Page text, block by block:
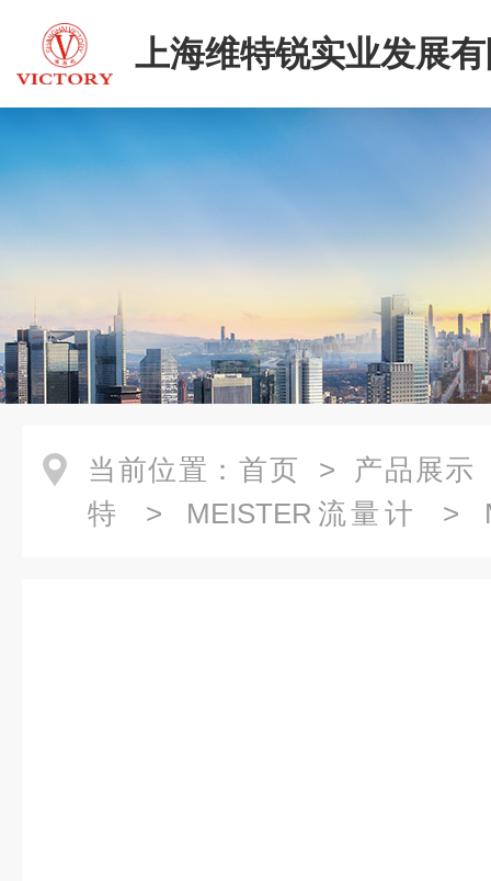
上海维特锐实业发展
当前位置： 首页 > 产品展示
特
> MEISTER流量计
>